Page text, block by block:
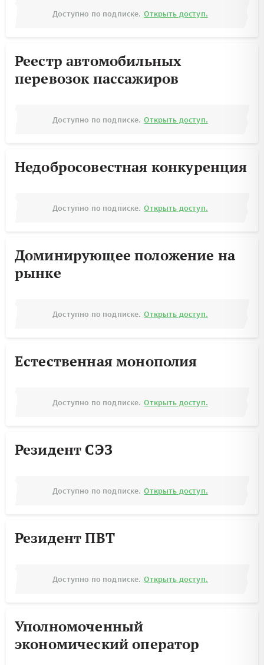
Доступно по подписке. Открыть доступ.
Реестр автомобильных
перевозок пассажиров
Доступно по подписке. Открыть доступ.
Недобросовестная конкуренция
Доступно по подписке. Открыть доступ.
Доминирующее положение на
рынке
Доступно по подписке. Открыть доступ.
Естественная монополия
Доступно по подписке. Открыть доступ.
Резидент СЭЗ
Доступно по подписке. Открыть доступ.
Резидент ПВТ
Доступно по подписке. Открыть доступ.
Уполномоченный
экономический оператор